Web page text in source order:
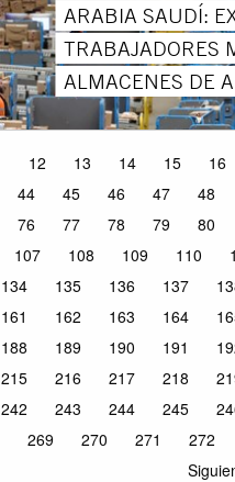
ARABIA SAUDÍ:
TRABAJADORES
ALMACENES DE
12 13 14 15 16
44 45 46 47 48
76 77 78 79 80
107 108 109 110
134 135 136 137
161 162 163 164
188 189 190 191
215 216 217 218
242 243 244 245
269 270 271 272